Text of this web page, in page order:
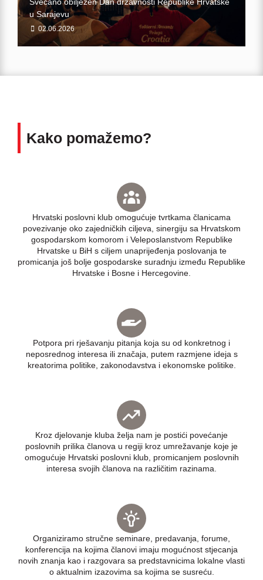
u Sarajevu
02.06.2026
Kako pomažemo?
Hrvatski poslovni klub omogućuje tvrtkama članicama
povezivanje oko zajedničkih ciljeva, sinergiju sa Hrvatskom
gospodarskom komorom i Veleposlanstvom Republike
Hrvatske u BiH s ciljem unaprijeđenja poslovanja te
promicanja još bolje gospodarske suradnju između Republike
Hrvatske i Bosne i Hercegovine.
Potpora pri rješavanju pitanja koja su od konkretnog i
neposrednog interesa ili značaja, putem razmjene ideja s
kreatorima politike, zakonodavstva i ekonomske politike.
Kroz djelovanje kluba želja nam je postići povećanje
poslovnih prilika članova u regiji kroz umrežavanje koje je
omogućuje Hrvatski poslovni klub, promicanjem poslovnih
interesa svojih članova na različitim razinama.
Organiziramo stručne seminare, predavanja, forume,
konferencija na kojima članovi imaju mogućnost stjecanja
novih znanja kao i razgovara sa predstavnicima lokalne vlasti
o aktualnim izazovima sa kojima se susreću.